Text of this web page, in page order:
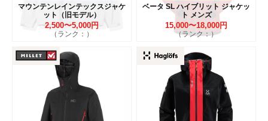
マウンテンレインテックスジャケ
ット（旧モデル）
2,500〜5,000円
（ランク：）
ベータ SL ハイブリット ジャケッ
ト メンズ
15,000〜18,000円
（ランク：）